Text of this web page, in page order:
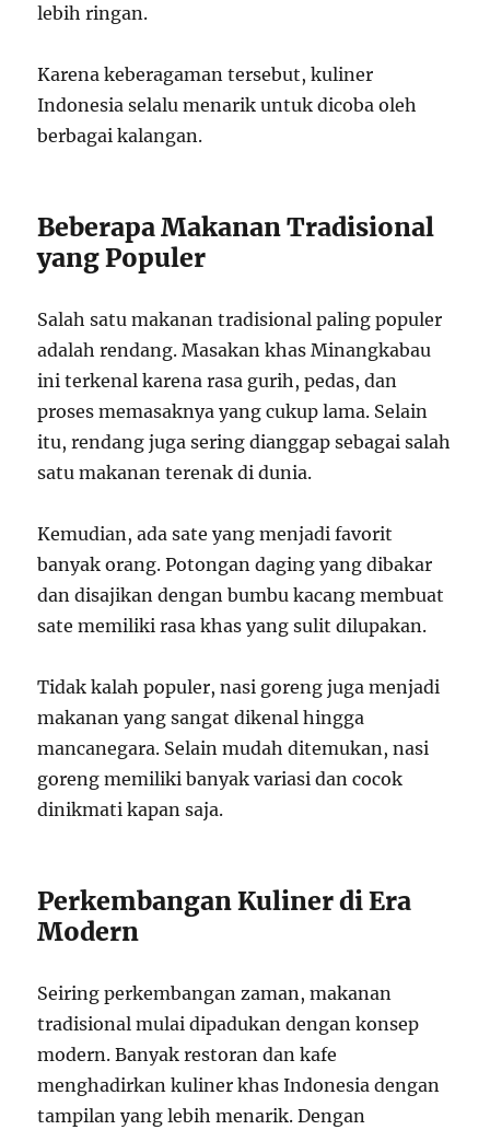
lebih ringan.
Karena keberagaman tersebut, kuliner
Indonesia selalu menarik untuk dicoba oleh
berbagai kalangan.
Beberapa Makanan Tradisional
yang Populer
Salah satu makanan tradisional paling populer
adalah rendang. Masakan khas Minangkabau
ini terkenal karena rasa gurih, pedas, dan
proses memasaknya yang cukup lama. Selain
itu, rendang juga sering dianggap sebagai salah
satu makanan terenak di dunia.
Kemudian, ada sate yang menjadi favorit
banyak orang. Potongan daging yang dibakar
dan disajikan dengan bumbu kacang membuat
sate memiliki rasa khas yang sulit dilupakan.
Tidak kalah populer, nasi goreng juga menjadi
makanan yang sangat dikenal hingga
mancanegara. Selain mudah ditemukan, nasi
goreng memiliki banyak variasi dan cocok
dinikmati kapan saja.
Perkembangan Kuliner di Era
Modern
Seiring perkembangan zaman, makanan
tradisional mulai dipadukan dengan konsep
modern. Banyak restoran dan kafe
menghadirkan kuliner khas Indonesia dengan
tampilan yang lebih menarik. Dengan